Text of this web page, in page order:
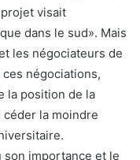
visait
dans le sud». Mais
les négociateurs de
négociations,
la position de la
céder la moindre
son importance et le